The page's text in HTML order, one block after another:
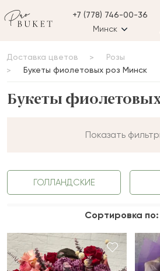
+7 (778) 746-00-36
Минск
Доставка цветов
Розы
Букеты фиолетовых роз Минск
Букеты
Показать
ГОЛЛАНДСКИЕ
Сортировка по: